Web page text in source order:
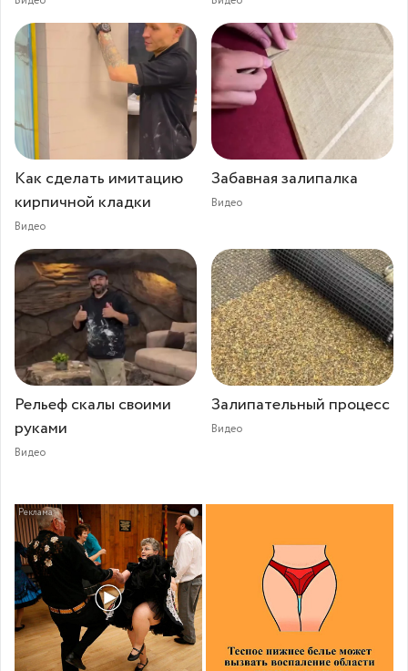
Как сделать имитацию
кирпичной кладки
Видео
Забавная залипалка
Видео
Рельеф скалы своими
руками
Видео
Залипательный процесс
Видео
i